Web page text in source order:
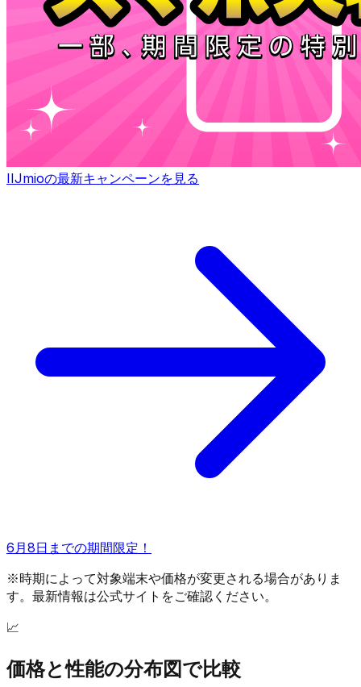
IIJmioの最新キャンペーンを見る
6月8日までの期間限定！
※時期によって対象端末や価格が変更される場合がありま
す。最新情報は公式サイトをご確認ください。
📈
価格と性能の分布図で比較